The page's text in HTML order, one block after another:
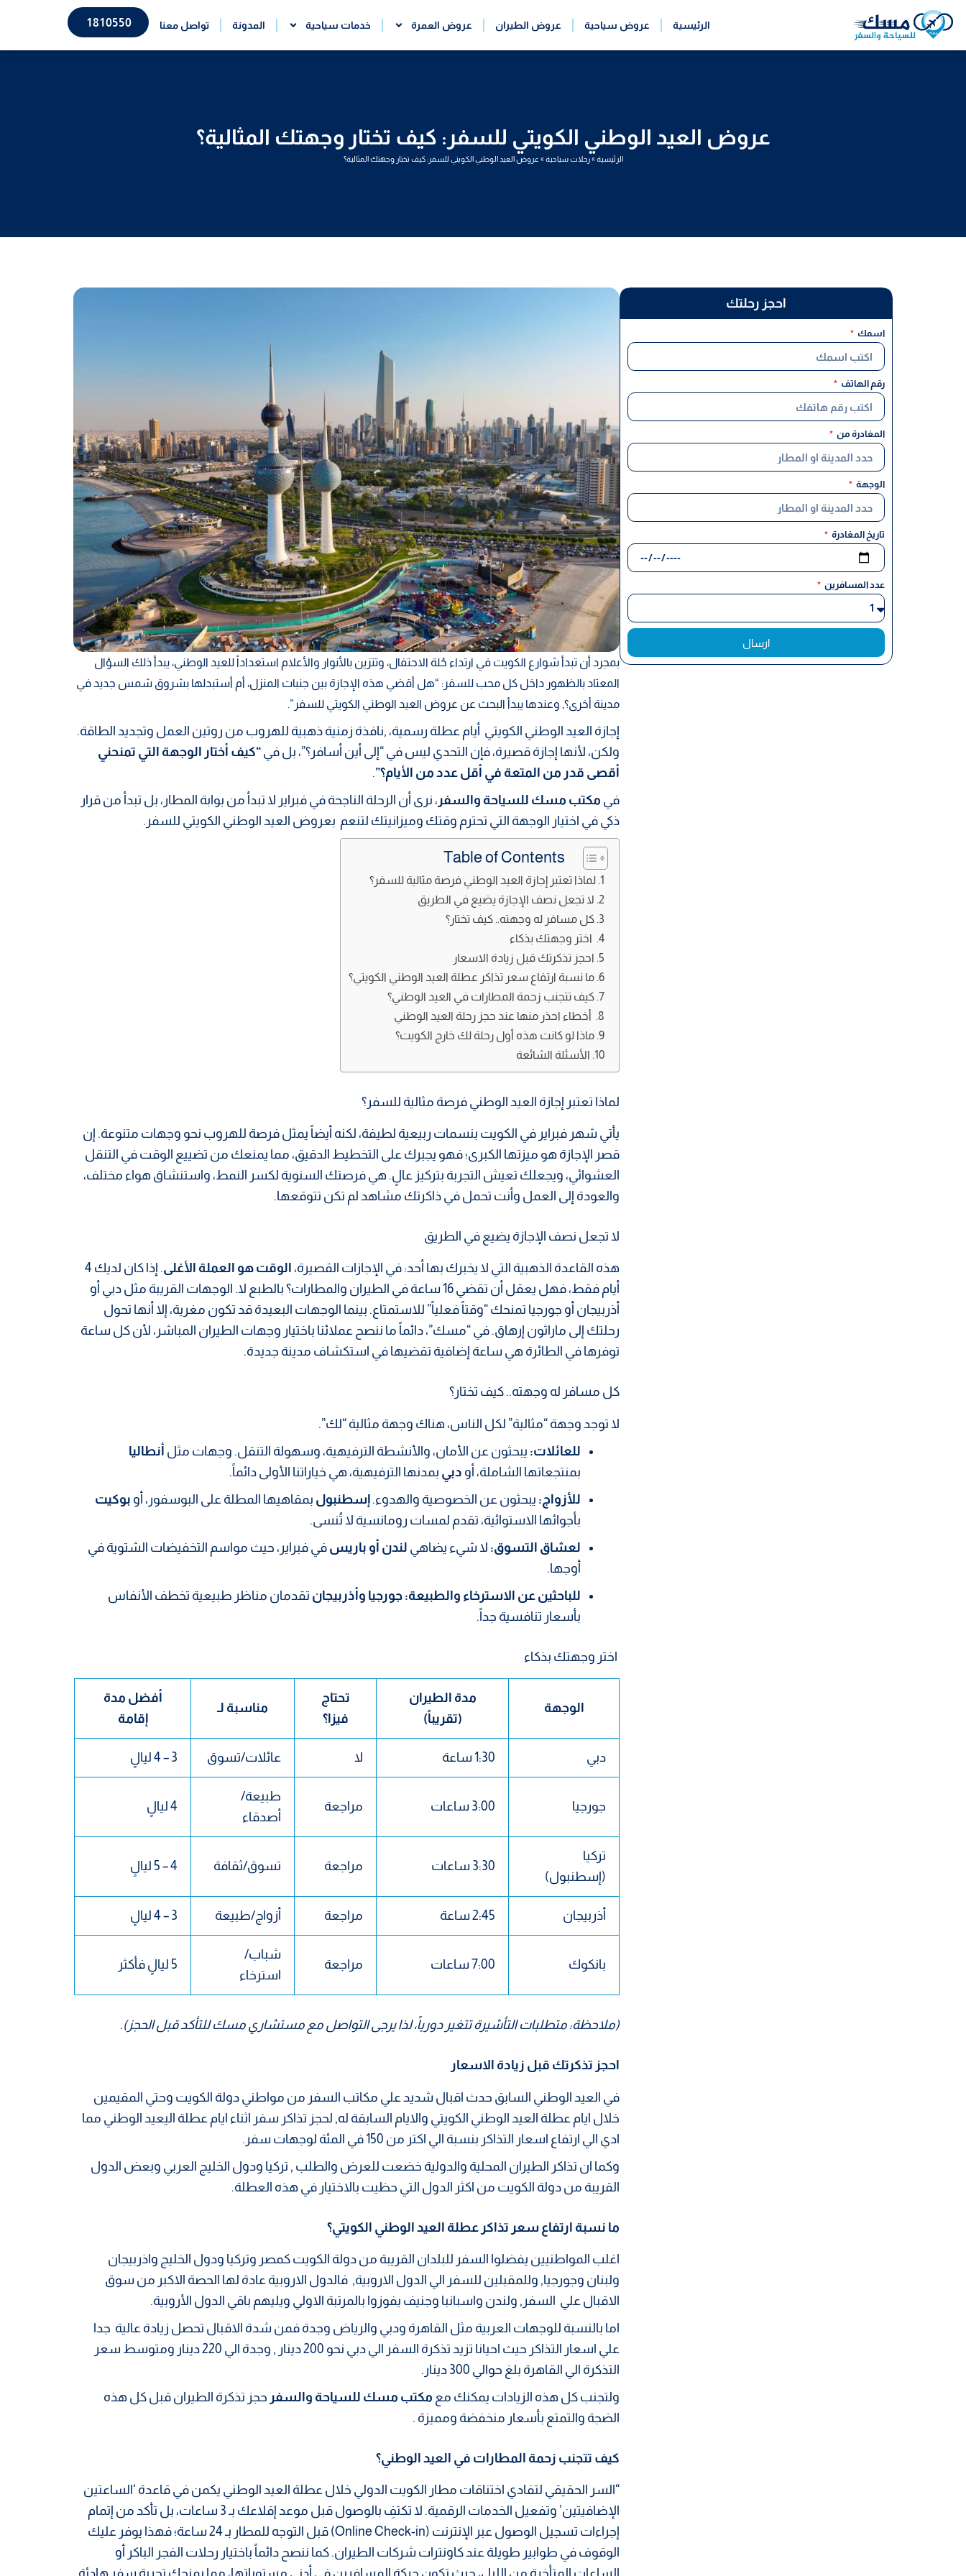
تخطي
الرئيسية عروض سياحية عروض الطيران عروض العمرة خدمات سياحية المدونة تواصل معنا 1810550
عروض العيد الوطني الكويتي للسفر: كيف تختار وجهتك المثالية؟
الرئيسية»رحلات سياحية» عروض العيد الوطني الكويتي للسفر: كيف تختار وجهتك المثالية؟
احجز رحلتك
اسمك
رقم الهاتف
المغادرة من
الوجهة
تاريخ المغادرة
عدد المسافرين
ارسال
بمجرد أن تبدأ شوارع الكويت في ارتداء حُلة الاحتفال، وتتزين بالأنوار والأعلام استعداداً للعيد الوطني، يبدأ ذلك السؤال
المعتاد بالظهور داخل كل محب للسفر: “هل أقضي هذه الإجازة بين جنبات المنزل، أم أستبدلها بشروق شمس جديد في
مدينة أخرى؟, وعندها يبدأ البحث عن عروض العيد الوطني الكويتي للسفر”.
إجازة العيد الوطني الكويتي أيام عطلة رسمية، ,نافذة زمنية ذهبية للهروب من روتين العمل وتجديد الطاقة.
ولكن، لأنها إجازة قصيرة، فإن التحدي ليس في “إلى أين أسافر؟”، بل في “كيف أختار الوجهة التي تمنحني
أقصى قدر من المتعة في أقل عدد من الأيام؟”.
في مكتب مسك للسياحة والسفر ، نرى أن الرحلة الناجحة في فبراير لا تبدأ من بوابة المطار، بل تبدأ من قرار
ذكي في اختيار الوجهة التي تحترم وقتك وميزانيتك لتنعم بعروض العيد الوطني الكويتي للسفر.
Table of Contents
لماذا تعتبر إجازة العيد الوطني فرصة مثالية للسفر؟
لا تجعل نصف الإجازة يضيع في الطريق
كل مسافر له وجهته.. كيف تختار؟
اختر وجهتك بذكاء
احجز تذكرتك قبل زيادة الاسعار
ما نسبة ارتفاع سعر تذاكر عطلة العيد الوطني الكويتي؟
كيف تتجنب زحمة المطارات في العيد الوطني؟
أخطاء احذر منها عند حجز رحلة العيد الوطني
ماذا لو كانت هذه أول رحلة لك خارج الكويت؟
الأسئلة الشائعة
لماذا تعتبر إجازة العيد الوطني فرصة مثالية للسفر؟
يأتي شهر فبراير في الكويت بنسمات ربيعية لطيفة، لكنه أيضاً يمثل فرصة للهروب نحو وجهات متنوعة. إن
قصر الإجازة هو ميزتها الكبرى؛ فهو يجبرك على التخطيط الدقيق، مما يمنعك من تضييع الوقت في التنقل
العشوائي، ويجعلك تعيش التجربة بتركيز عالٍ. هي فرصتك السنوية لكسر النمط، واستنشاق هواء مختلف،
والعودة إلى العمل وأنت تحمل في ذاكرتك مشاهد لم تكن تتوقعها.
لا تجعل نصف الإجازة يضيع في الطريق
هذه القاعدة الذهبية التي لا يخبرك بها أحد: في الإجازات القصيرة، الوقت هو العملة الأغلى
. إذا كان لديك 4
أيام فقط، فهل يعقل أن تقضي 16 ساعة في الطيران والمطارات؟ بالطبع لا. الوجهات القريبة مثل دبي أو
أذربيجان أو جورجيا تمنحك “وقتاً فعلياً” للاستمتاع. بينما الوجهات البعيدة قد تكون مغرية، إلا أنها تحول
رحلتك إلى ماراثون إرهاق. في “مسك”، دائماً ما ننصح عملائنا باختيار وجهات الطيران المباشر، لأن كل ساعة
توفرها في الطائرة هي ساعة إضافية تقضيها في استكشاف مدينة جديدة.
كل مسافر له وجهته.. كيف تختار؟
لا توجد وجهة “مثالية” لكل الناس، هناك وجهة مثالية “لك”.
للعائلات: يبحثون عن الأمان، والأنشطة الترفيهية، وسهولة التنقل. وجهات مثل أنطاليا
بمنتجعاتها الشاملة، أو دبي بمدنها الترفيهية، هي خياراتنا الأولى دائماً.
للأزواج: يبحثون عن الخصوصية والهدوء. إسطنبول بمقاهيها المطلة على البوسفور، أو بوكيت
بأجوائها الاستوائية، تقدم لمسات رومانسية لا تُنسى.
لعشاق التسوق: لا شيء يضاهي لندن أو باريس في فبراير، حيث مواسم التخفيضات الشتوية في
أوجها.
للباحثين عن الاسترخاء والطبيعة: جورجيا وأذربيجان تقدمان مناظر طبيعية تخطف الأنفاس
بأسعار تنافسية جداً.
اختر وجهتك بذكاء
الوجهة
مدة الطيران
(تقريباً)
تحتاج
فيزا؟
مناسبة لـ
أفضل مدة
إقامة
دبي 1:30 ساعة لا عائلات/تسوق 3 – 4 ليالٍ
جورجيا 3:00 ساعات مراجعة
طبيعة/
أصدقاء
4 ليالٍ
تركيا
(إسطنبول)
3:30 ساعات مراجعة تسوق/ثقافة 4 – 5 ليالٍ
أذربيجان 2:45 ساعة مراجعة أزواج/طبيعة 3 – 4 ليالٍ
بانكوك 7:00 ساعات مراجعة
شباب/
استرخاء
5 ليالٍ فأكثر
(ملاحظة: متطلبات التأشيرة تتغير دورياً، لذا يرجى التواصل مع مستشاري مسك للتأكد قبل الحجز).
احجز تذكرتك قبل زيادة الاسعار
في العيد الوطني السابق حدث اقبال شديد علي مكاتب السفر من مواطني دولة الكويت وحتي المقيمين
خلال ايام عطلة العيد الوطني الكويتي والايام السابقة له, لحجز تذاكر سفر اثناء ايام عطلة اليعيد الوطني مما
ادي الي ارتفاع اسعار التذاكر بنسبة الي اكتر من 150 في المئة لوجهات سفر.
وكما ان تذاكر الطيران المحلية والدولية خضعت للعرض والطلب , تركيا ودول الخليج العربي وبعض الدول
القريبة من دولة الكويت من اكثر الدول التي حظيت بالاختيار في هذه العطلة.
ما نسبة ارتفاع سعر تذاكر عطلة العيد الوطني الكويتي؟
اغلب المواطنيين يفضلوا السفر للبلدان القريبة من دولة الكويت كمصر وتركيا ودول الخليج واذربيجان
ولبنان وجورجيا, وللمقبلين للسفر الي الدول الاروبية, فالدول الاروبية عادة لها الحصة الاكبر من سوق
الاقبال علي السفر, ولندن واسبانبا وجنيف يفوزوا بالمرتبة الاولي ويليهم باقي الدول الأروبية.
اما بالنسبة للوجهات العربية مثل القاهرة ودبي والرياض وجدة فمن شدة الاقبال تحصل زيادة عالية جدا
علي اسعار التذاكر حيث احيانا تزيد تذكرة السفر الي دبي نحو 200 دينار , وجدة الي 220 دينار ومتوسط سعر
التذكرة الي القاهرة بلغ حوالي 300 دينار.
ولتجنب كل هذه الزيادات يمكنك مع مكتب مسك للسياحة والسفر حجز تذكرة الطيران قبل كل هذه
الضجة والتمتع بأسعار منخفضة ومميزة .
كيف تتجنب زحمة المطارات في العيد الوطني؟
“السر الحقيقي لتفادي اختناقات مطار الكويت الدولي خلال عطلة العيد الوطني يكمن في قاعدة ‘الساعتين
الإضافيتين’ وتفعيل الخدمات الرقمية. لا تكتفِ بالوصول قبل موعد إقلاعك بـ 3 ساعات، بل تأكد من إتمام
إجراءات تسجيل الوصول عبر الإنترنت (Online Check-in) قبل التوجه للمطار بـ 24 ساعة؛ فهذا يوفر عليك
الوقوف في طوابير طويلة عند كاونترات شركات الطيران. كما ننصح دائماً باختيار رحلات الفجر الباكر أو